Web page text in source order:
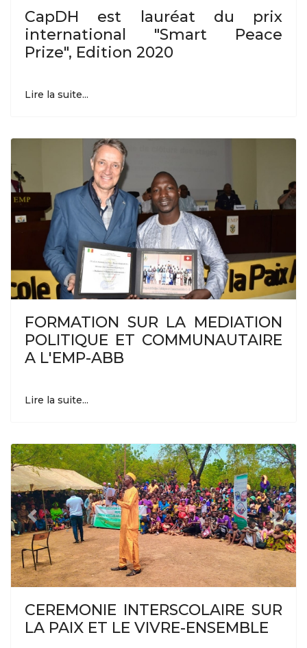
CapDH est lauréat du prix
international "Smart Peace
Prize", Edition 2020
Lire la suite...
FORMATION SUR LA MEDIATION
POLITIQUE ET COMMUNAUTAIRE
A L'EMP-ABB
Lire la suite...
Previous Next
CEREMONIE INTERSCOLAIRE SUR
LA PAIX ET LE VIVRE-ENSEMBLE